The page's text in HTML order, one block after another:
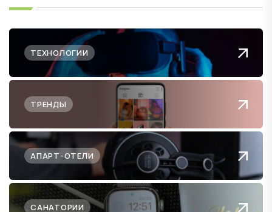
ТЕХНОЛОГИИ
ТРЕНДЫ
АПАРТ-ОТЕЛИ
САНАТОРИИ